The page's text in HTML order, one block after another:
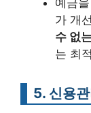
가 개
수 없
는 최
5. 신용